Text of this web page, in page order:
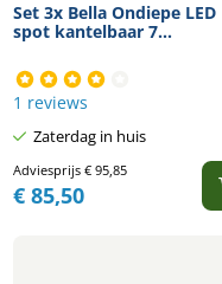
Set 3x Bella Ondiepe LED
spot kantelbaar 7...
1 reviews
Zaterdag in huis
Adviesprijs €95,85
€85,50